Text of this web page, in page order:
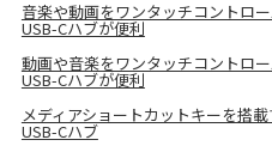
音楽や動画をワンタッチコントロ
USB-Cハブが便利
動画や音楽をワンタッチコントロ
USB-Cハブが便利
メディアショートカットキーを搭
USB-Cハブ